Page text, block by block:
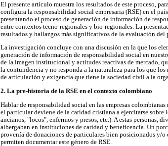
El presente artículo muestra los resultados de este proceso,
configura la responsabilidad social empresaria (RSE) en el
presentando el proceso de generación de información de
entre contextos tecno-regionales y bio-regionales. La
resultados y hallazgos más significativos de la evaluación del
La investigación concluye con una discusión en la que los
generación de información de responsabilidad social en
de la imagen institucional y actitudes reactivas de mercado,
la contundencia y no responda a la naturaleza para los que
de articulación y exigencia que tiene la sociedad civil a la
2. La pre-historia de la RSE en el contexto colombiano
Hablar de responsabilidad social en las empresas
el particular deviene de la caridad cristiana a ejercitarse
ancianos, "locos", enfermos y presos, etc.). A estas personas,
albergaban en instituciones de caridad y beneficencia. Un
provenía de donaciones de particulares bien posicionados y/
permiten documentar este género de RSE.